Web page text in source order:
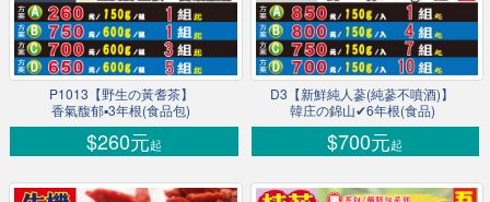
P1013【野生の黃耆茶】
香氣馥郁▪3年根(食品包)
$260元起
D3【新鮮純人蔘(純蔘不噴酒)】
韓庄の錦山✔6年根(食品)
$700元起